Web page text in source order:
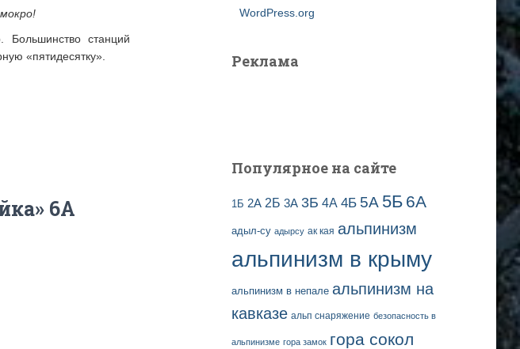
станций
«пятидесятку».
6А
WordPress.org
Реклама
Популярное на сайте
1Б 2А 2Б 3А 3Б 4А 4Б 5А 5Б 6А
адыл-су адырсу ак кая альпинизм
альпинизм в крыму
альпинизм в непале альпинизм на
кавказе альп снаряжение безопасность в
альпинизме гора замок гора сокол